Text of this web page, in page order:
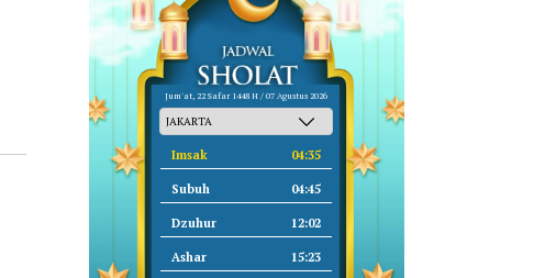
Jum'at, 22 Safar 1448 H / 07 Agustus 2026
Imsak 04:35
Subuh 04:45
Dzuhur 12:02
Ashar 15:23